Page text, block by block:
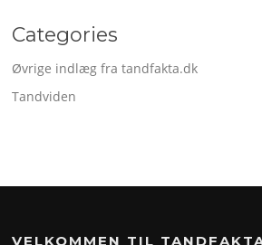
Categories
Øvrige indlæg fra tandfakta.dk
Tandviden
VELKOMMEN TIL